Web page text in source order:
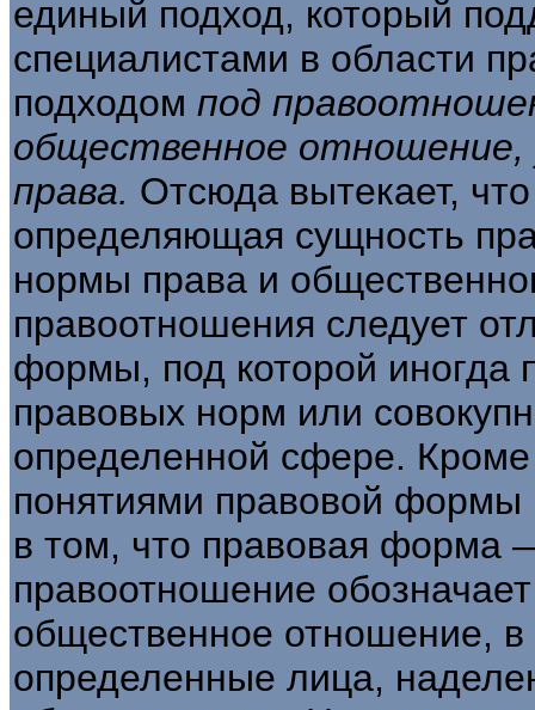
единый подход, который
специалистами в области
подходом под
общественное отношение,
права. Отсюда вытекает,
определяющая сущность
нормы права и
правоотношения следует
формы, под которой иногда
правовых норм или
определенной сфере.
понятиями правовой формы
в том, что правовая форма
правоотношение
общественное отно­шение,
определенные лица,